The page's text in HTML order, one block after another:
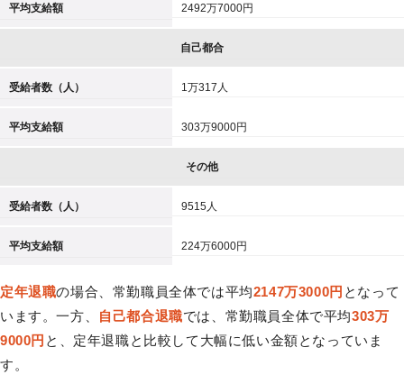
平均支給額 2492万7000円
自己都合
受給者数（人） 1万317人
平均支給額 303万9000円
その他
受給者数（人） 9515人
平均支給額 224万6000円
定年退職の場合、常勤職員全体では平均2147万3000円 となって
います。一方、
自己都合退職では、常勤職員全体で平均303万
9000円 と、定年退職と比較して大幅に低い金額となっていま
す。